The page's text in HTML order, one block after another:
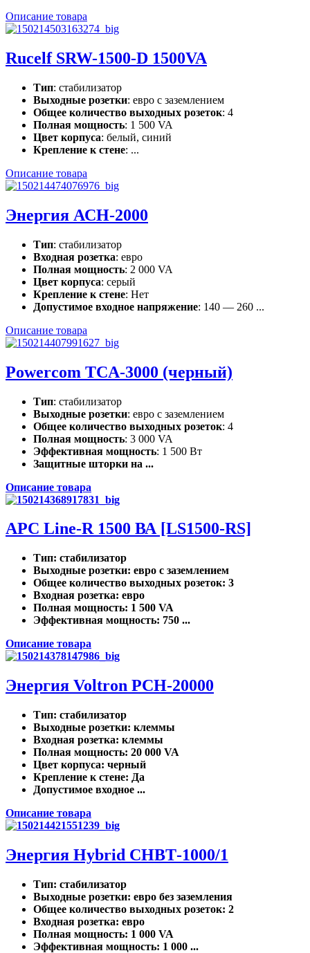
Описание товара
Rucelf SRW-1500-D 1500VA
Тип: стабилизатор
Выходные розетки: евро с заземлением
Общее количество выходных розеток: 4
Полная мощность: 1 500 VA
Цвет корпуса: белый, синий
Крепление к стене: ...
Описание товара
Энергия АСН-2000
Тип: стабилизатор
Входная розетка: евро
Полная мощность: 2 000 VA
Цвет корпуса: серый
Крепление к стене: Нет
Допустимое входное напряжение: 140 — 260 ...
Описание товара
Powercom TCA-3000 (черный)
Тип: стабилизатор
Выходные розетки: евро с заземлением
Общее количество выходных розеток: 4
Полная мощность: 3 000 VA
Эффективная мощность: 1 500 Вт
Защитные шторки на ...
Описание товара
APC Line-R 1500 ВА [LS1500-RS]
Тип: стабилизатор
Выходные розетки: евро с заземлением
Общее количество выходных розеток: 3
Входная розетка: евро
Полная мощность: 1 500 VA
Эффективная мощность: 750 ...
Описание товара
Энергия Voltron РСН-20000
Тип: стабилизатор
Выходные розетки: клеммы
Входная розетка: клеммы
Полная мощность: 20 000 VA
Цвет корпуса: черный
Крепление к стене: Да
Допустимое входное ...
Описание товара
Энергия Hybrid СНВТ-1000/1
Тип: стабилизатор
Выходные розетки: евро без заземления
Общее количество выходных розеток: 2
Входная розетка: евро
Полная мощность: 1 000 VA
Эффективная мощность: 1 000 ...